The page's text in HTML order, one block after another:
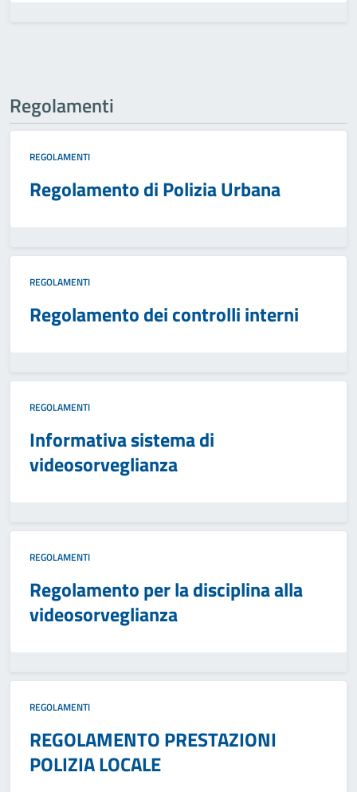
Regolamenti
REGOLAMENTI
Regolamento di Polizia Urbana
REGOLAMENTI
Regolamento dei controlli interni
REGOLAMENTI
Informativa sistema di
videosorveglianza
REGOLAMENTI
Regolamento per la disciplina alla
videosorveglianza
REGOLAMENTI
REGOLAMENTO PRESTAZIONI
POLIZIA LOCALE